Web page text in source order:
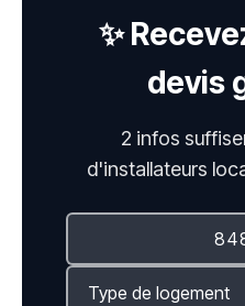
✨
devis
2 infos
d'installateurs